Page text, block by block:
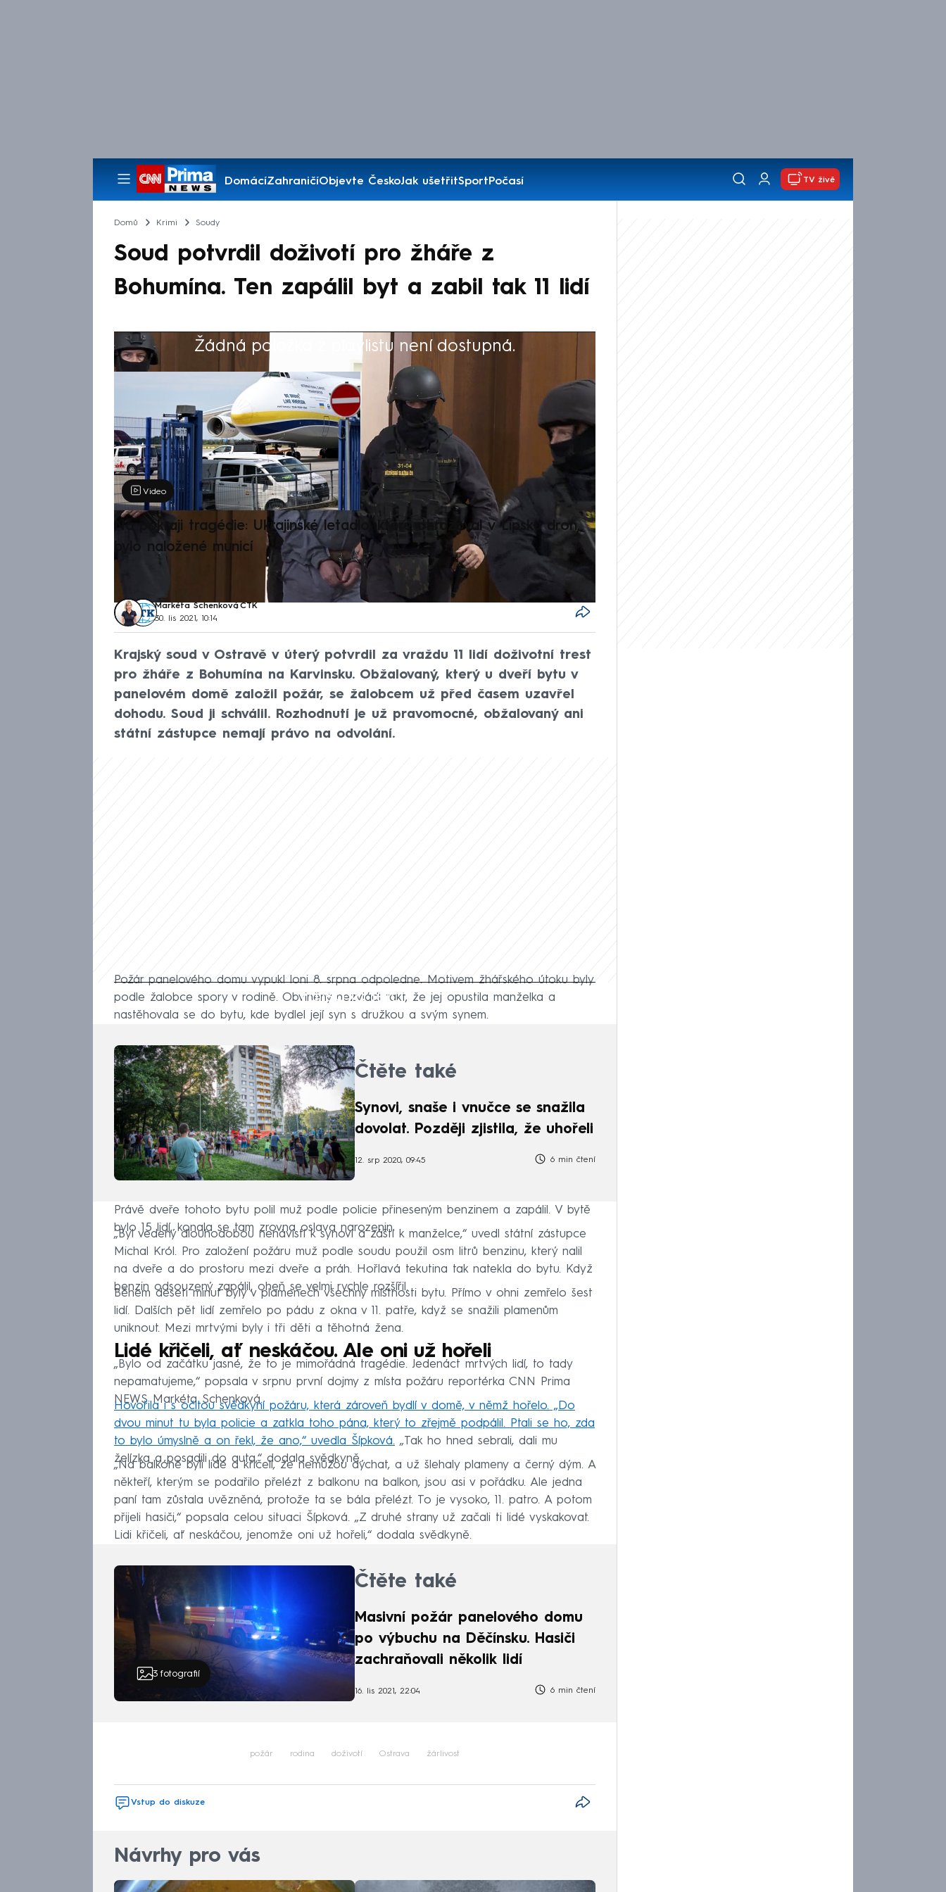
DomácíZahraničíObjevte ČeskoJak ušetřitSportPočasí
Pořady
TV živě
Domů Krimi Soudy
Soud potvrdil doživotí pro žháře z
Bohumína. Ten zapálil byt a zabil tak 11 lidí
Žádná položka z playlistu není dostupná.
Výběr redakce
Video
Na pokraji tragédie: Ukrajinské letadlo, které ohrožoval v Lipsku dron,
bylo naložené municí
Markéta Schenková, ČTK
30. lis 2021, 10:14
Krajský soud v Ostravě v úterý potvrdil za vraždu 11 lidí doživotní trest
pro žháře z Bohumína na Karvinsku. Obžalovaný, který u dveří bytu v
panelovém domě založil požár, se žalobcem už před časem uzavřel
dohodu. Soud ji schválil. Rozhodnutí je už pravomocné, obžalovaný ani
státní zástupce nemají právo na odvolání.
Failed to fetch
Požár panelového domu vypukl loni 8. srpna odpoledne. Motivem žhářského útoku byly
podle žalobce spory v rodině. Obviněný nezvládl fakt, že jej opustila manželka a
nastěhovala se do bytu, kde bydlel její syn s družkou a svým synem.
Čtěte také
Synovi, snaše i vnučce se snažila
dovolat. Později zjistila, že uhořeli
12. srp 2020, 09:45 6 min čtení
Právě dveře tohoto bytu polil muž podle policie přineseným benzinem a zapálil. V bytě
bylo 15 lidí, konala se tam zrovna oslava narozenin.
„Byl vedený dlouhodobou nenávistí k synovi a záští k manželce,“ uvedl státní zástupce
Michal Król. Pro založení požáru muž podle soudu použil osm litrů benzinu, který nalil
na dveře a do prostoru mezi dveře a práh. Hořlavá tekutina tak natekla do bytu. Když
benzin odsouzený zapálil, oheň se velmi rychle rozšířil.
Během deseti minut byly v plamenech všechny místnosti bytu. Přímo v ohni zemřelo šest
lidí. Dalších pět lidí zemřelo po pádu z okna v 11. patře, když se snažili plamenům
uniknout. Mezi mrtvými byly i tři děti a těhotná žena.
Lidé křičeli, ať neskáčou. Ale oni už hořeli
„Bylo od začátku jasné, že to je mimořádná tragédie. Jedenáct mrtvých lidí, to tady
nepamatujeme,“ popsala v srpnu první dojmy z místa požáru reportérka CNN Prima
NEWS Markéta Schenková.
Hovořila i s očitou svědkyní požáru, která zároveň bydlí v domě, v němž hořelo. „Do
dvou minut tu byla policie a zatkla toho pána, který to zřejmě podpálil. Ptali se ho, zda
to bylo úmyslně a on řekl, že ano,“ uvedla Šípková. „Tak ho hned sebrali, dali mu
želízka a posadili do auta,“ dodala svědkyně.
„Na balkóně byli lidé a křičeli, že nemůžou dýchat, a už šlehaly plameny a černý dým. A
někteří, kterým se podařilo přelézt z balkonu na balkon, jsou asi v pořádku. Ale jedna
paní tam zůstala uvězněná, protože ta se bála přelézt. To je vysoko, 11. patro. A potom
přijeli hasiči,“ popsala celou situaci Šípková. „Z druhé strany už začali ti lidé vyskakovat.
Lidi křičeli, ať neskáčou, jenomže oni už hořeli,“ dodala svědkyně.
3 fotografií
Čtěte také
Masivní požár panelového domu
po výbuchu na Děčínsku. Hasiči
zachraňovali několik lidí
16. lis 2021, 22:04 6 min čtení
požár rodina doživotí Ostrava žárlivost
Vstup do diskuze
Návrhy pro vás